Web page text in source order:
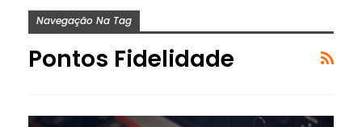
Navegação Na Tag
Pontos Fidelidade